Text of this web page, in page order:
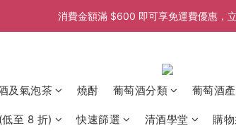
消費金額滿 $600 即可享免運費優惠，立
消費金額滿 $600 即可享免運費優惠，立
及氣泡茶 燒酎 葡萄酒分類 葡萄酒
至 8 折) 快速篩選 清酒學堂 購